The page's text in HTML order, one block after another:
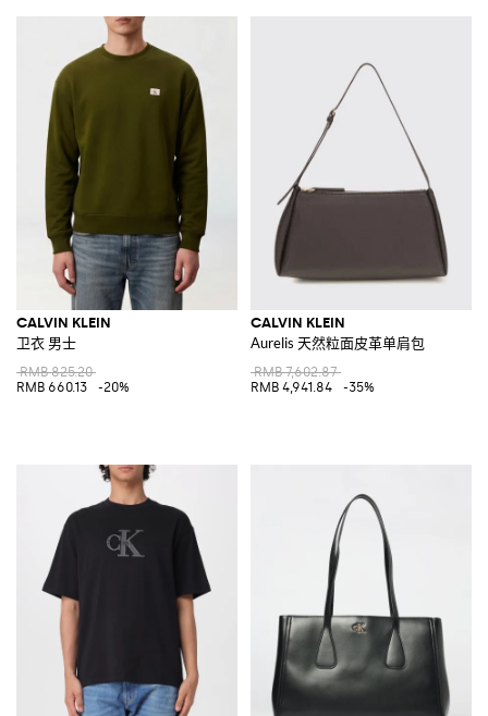
CALVIN KLEIN
卫衣 男士
RMB 825.20
RMB 660.13
-20%
CALVIN KLEIN
Aurelis 天然粒面皮革单肩包
RMB 7,602.87
RMB 4,941.84
-35%